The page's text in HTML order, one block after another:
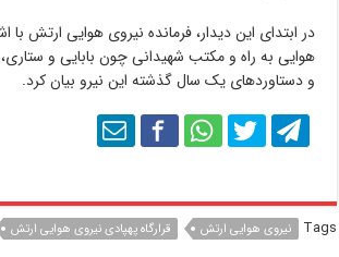
در ابتدای این دیدار، فرمانده نیروی هوایی ارتش با
هوایی به راه و مکتب شهیدانی چون بابایی و ستاری،
و دستاوردهای یک سال گذشته این نیرو بیان کرد.
Tags نیروی هوایی ارتش قرارگاه پهپادی نیروی هوایی ارتش